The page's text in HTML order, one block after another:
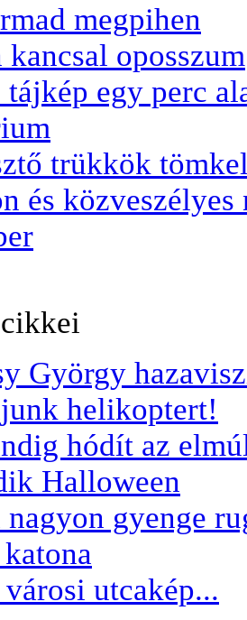
megpihen
oposszum
tájkép egy perc
trükkök
és
György
helikoptert!
hódít az
Halloween
nagyon gyenge
utcakép...